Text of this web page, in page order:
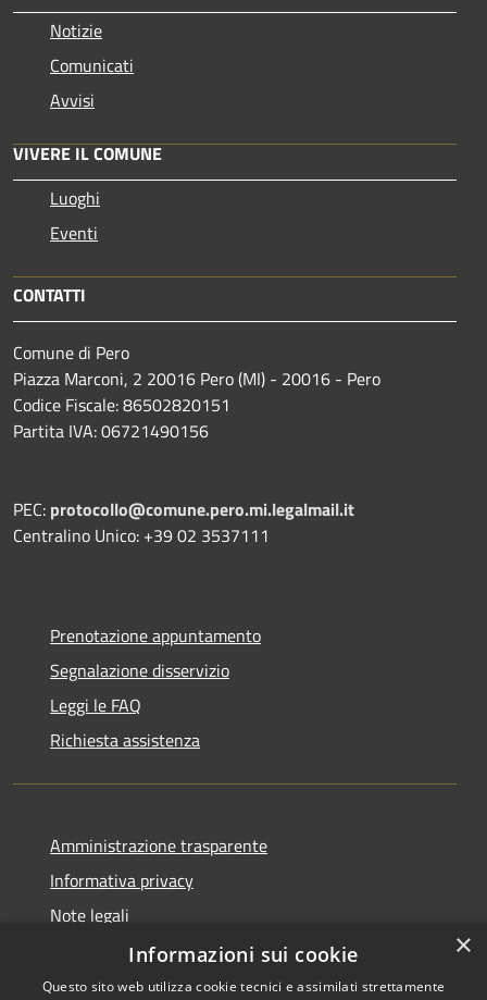
Notizie
Comunicati
Avvisi
VIVERE IL COMUNE
Luoghi
Eventi
CONTATTI
Comune di Pero
Piazza Marconi, 2 20016 Pero (MI) - 20016 - Pero
Codice Fiscale: 86502820151
Partita IVA: 06721490156
PEC: protocollo@comune.pero.mi.legalmail.it
Centralino Unico: +39 02 3537111
Prenotazione appuntamento
Segnalazione disservizio
Leggi le FAQ
Richiesta assistenza
Amministrazione trasparente
Informativa privacy
Note legali
Dichiarazione di accessibilità
×
Informazioni sui cookie
Questo sito web utilizza cookie tecnici e assimilati strettamente